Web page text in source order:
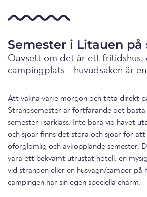
Semester i Litauen på
Oavsett om det är ett fritidshus,
campingplats - huvudsaken är
Att vakna varje morgon och titta direkt
Strandsemester är fortfarande det
semester i särklass. Inte bara vid havet
och sjöar finns det stora och sjöar för
oförglömlig och avkopplande semester.
vara ett bekvämt utrustat hotell, en
vid stranden eller en husvagn/camper på
campingen har sin egen speciella charm.